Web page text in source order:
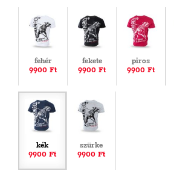
fehér
9900 Ft
fekete
9900 Ft
piros
9900 Ft
kék
9900 Ft
szürke
9900 Ft